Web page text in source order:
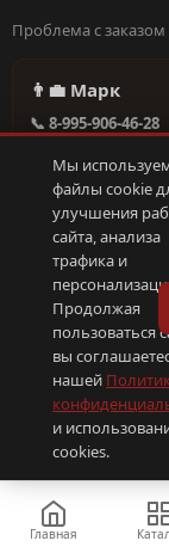
Проблема с
👨‍💼 Марк
📞 8-995-906-46-28
🕐 Круглосуточно,
Написать в
© 2026 С
🛠 Поддержка·
Сделано в
Главная
Мы
файлы cookie
улучшения
сайта, анализа
трафика и
Продолжая
пользоваться
вы
нашей
и
cookies.